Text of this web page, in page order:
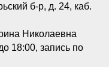
б-р, д. 24, каб.
Николаевна
18:00, запись по